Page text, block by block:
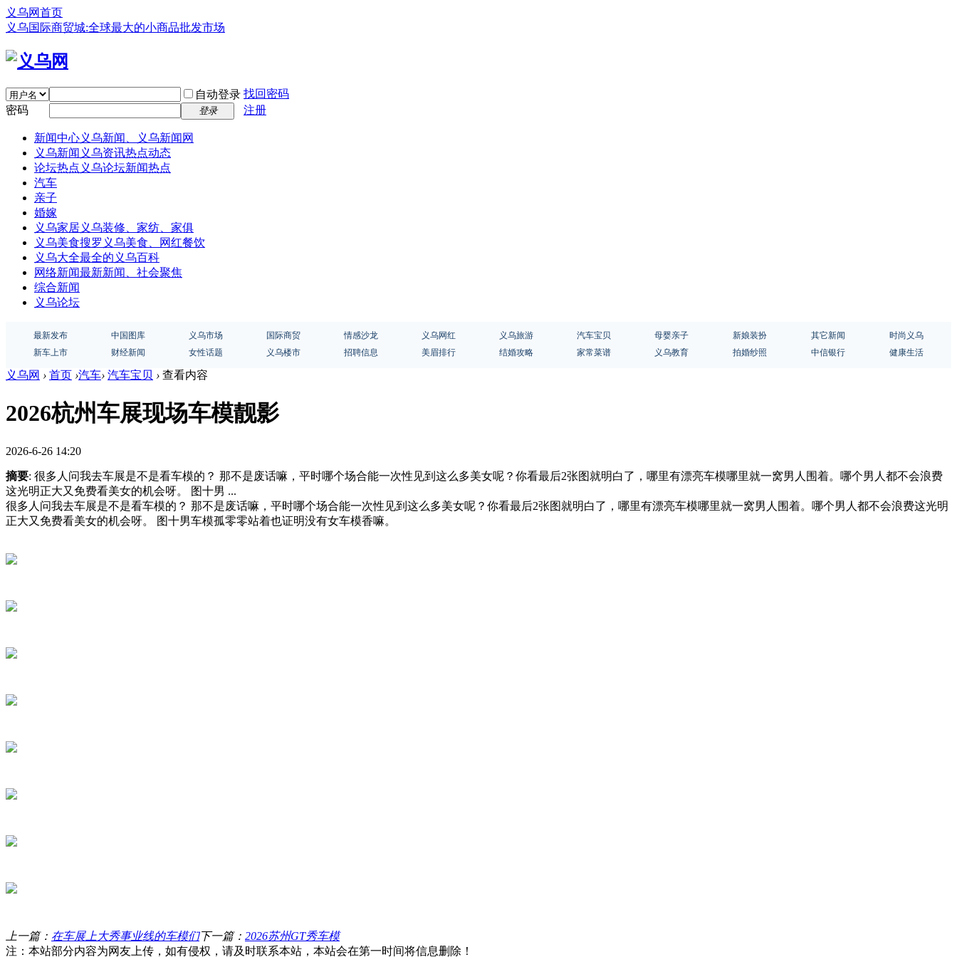
义乌网首页
义乌国际商贸城:全球最大的小商品批发市场
自动登录 找回密码
密码
登录 注册
新闻中心义乌新闻、义乌新闻网
义乌新闻 义乌资讯热点动态
论坛热点 义乌论坛新闻热点
汽车
亲子
婚嫁
义乌家居义乌装修、家纺、家俱
义乌美食搜罗义乌美食、网红餐饮
义乌大全最全的义乌百科
网络新闻最新新闻、社会聚焦
综合新闻
义乌论坛
最新发布 中国图库 义乌市场 国际商贸 情感沙龙 义乌网红 义乌旅游 汽车宝贝 母婴亲子 新娘装扮 其它新闻
时尚义乌
新车上市
财经新闻 女性话题 义乌楼市 招聘信息 美眉排行 结婚攻略 家常菜谱 义乌教育 拍婚纱照 中信银行 健康生活
义乌网 › 首页 ›汽车› 汽车宝贝 › 查看内容
2026杭州车展现场车模靓影
2026-6-26 14:20
摘要: 很多人问我去车展是不是看车模的？ 那不是废话嘛，平时哪个场合能一次性见到这么多美女呢？你看最后2张图就明白了，哪里有漂亮车模哪里就一窝男人围着。哪个男人都不会浪费
这光明正大又免费看美女的机会呀。 图十男 ...
很多人问我去车展是不是看车模的？ 那不是废话嘛，平时哪个场合能一次性见到这么多美女呢？你看最后2张图就明白了，哪里有漂亮车模哪里就一窝男人围着。哪个男人都不会浪费这光明
正大又免费看美女的机会呀。 图十男车模孤零零站着也证明没有女车模香嘛。
上一篇： 在车展上大秀事业线的车模们下一篇： 2026苏州GT秀车模
注：本站部分内容为网友上传，如有侵权，请及时联系本站，本站会在第一时间将信息删除！